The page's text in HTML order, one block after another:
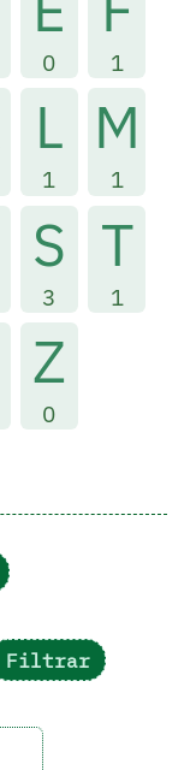
0 1
L
1
M
1
S
3
T
1
Z
0